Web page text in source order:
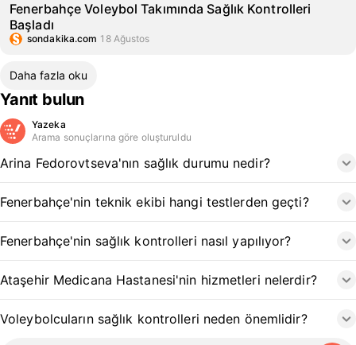
Fenerbahçe Voleybol Takımında Sağlık Kontrolleri
Başladı
sondakika.com 18 Ağustos
Daha fazla oku
Yanıt bulun
Yazeka
Arama sonuçlarına göre oluşturuldu
Arina Fedorovtseva'nın sağlık durumu nedir?
Fenerbahçe'nin teknik ekibi hangi testlerden geçti?
Fenerbahçe'nin sağlık kontrolleri nasıl yapılıyor?
Ataşehir Medicana Hastanesi'nin hizmetleri nelerdir?
Voleybolcuların sağlık kontrolleri neden önemlidir?